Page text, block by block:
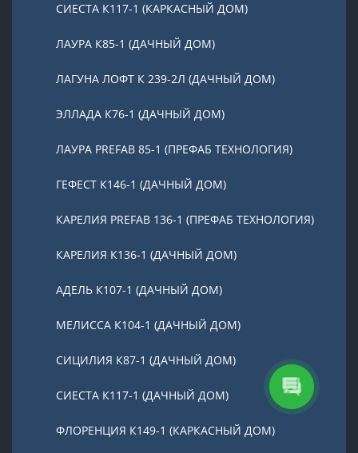
СИЕСТА К117-1 (КАРКАСНЫЙ ДОМ)
ЛАУРА К85-1 (ДАЧНЫЙ ДОМ)
ЛАГУНА ЛОФТ К 239-2Л (ДАЧНЫЙ ДОМ)
ЭЛЛАДА К76-1 (ДАЧНЫЙ ДОМ)
ЛАУРА PREFAB 85-1 (ПРЕФАБ ТЕХНОЛОГИЯ)
ГЕФЕСТ К146-1 (ДАЧНЫЙ ДОМ)
КАРЕЛИЯ PREFAB 136-1 (ПРЕФАБ ТЕХНОЛОГИЯ)
КАРЕЛИЯ К136-1 (ДАЧНЫЙ ДОМ)
АДЕЛЬ К107-1 (ДАЧНЫЙ ДОМ)
МЕЛИССА К104-1 (ДАЧНЫЙ ДОМ)
СИЦИЛИЯ К87-1 (ДАЧНЫЙ ДОМ)
СИЕСТА К117-1 (ДАЧНЫЙ ДОМ)
ФЛОРЕНЦИЯ К149-1 (КАРКАСНЫЙ ДОМ)